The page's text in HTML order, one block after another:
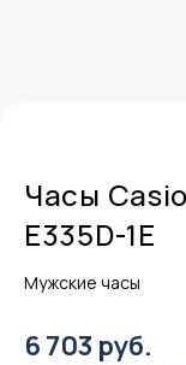
Часы
E335D-1E
Мужские часы
6 703 руб.